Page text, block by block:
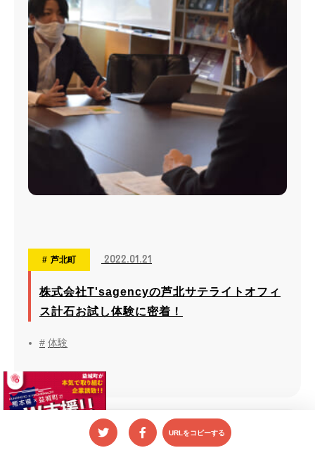
芦北町 2022.01.21
株式会社T'sagencyの芦北サテライトオフィ
ス計石お試し体験に密着！
体験
URLをコピーする